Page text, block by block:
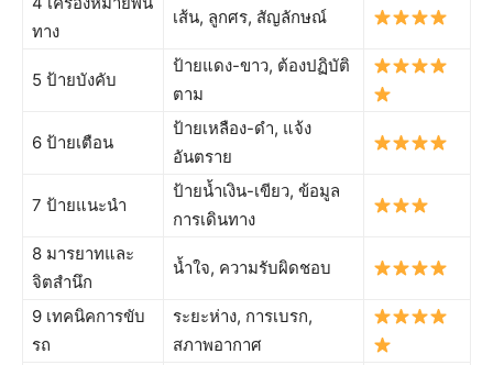
ทาง
เส้น, ลูกศร, สัญลักษณ์
5 ป้ายบังคับ
ป้ายแดง-ขาว, ต้องปฏิบัติ
ตาม
6 ป้ายเตือน
ป้ายเหลือง-ดำ, แจ้ง
อันตราย
7 ป้ายแนะนำ
ป้ายน้ำเงิน-เขียว, ข้อมูล
การเดินทาง
8 มารยาทและ
จิตสำนึก
น้ำใจ, ความรับผิดชอบ
9 เทคนิคการขับ
รถ
ระยะห่าง, การเบรก,
สภาพอากาศ